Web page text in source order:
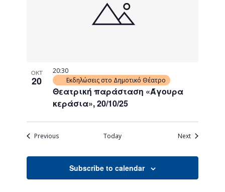
ΟΚΤ
20
Θεατρική παράσταση «Άγουρα
κεράσια», 20/10/25
20:30
Εκδηλώσεις στο Δημοτικό Θέατρο
PreviousEvents Today NextEvents
Subscribe to calendar